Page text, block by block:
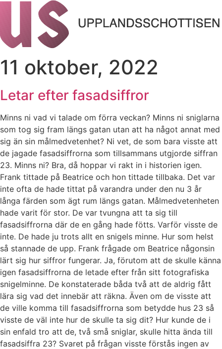
11 oktober, 2022
Letar efter fasadsiffror
Minns ni vad vi talade om förra veckan? Minns ni sniglarna
som tog sig fram längs gatan utan att ha något annat med
sig än sin målmedvetenhet? Ni vet, de som bara visste att
de jagade fasadsiffrorna som tillsammans utgjorde siffran
23. Minns ni? Bra, då hoppar vi rakt in i historien igen.
Frank tittade på Beatrice och hon tittade tillbaka. Det var
inte ofta de hade tittat på varandra under den nu 3 år
långa färden som ägt rum längs gatan. Målmedvetenheten
hade varit för stor. De var tvungna att ta sig till
fasadsiffrorna där de en gång hade fötts. Varför visste de
inte. De hade ju trots allt en snigels minne. Hur som helst
så stannade de upp. Frank frågade om Beatrice någonsin
lärt sig hur siffror fungerar. Ja, förutom att de skulle känna
igen fasadsiffrorna de letade efter från sitt fotografiska
snigelminne. De konstaterade båda två att de aldrig fått
lära sig vad det innebär att räkna. Även om de visste att
de ville komma till fasadsiffrorna som betydde hus 23 så
visste de väl inte hur de skulle ta sig dit? Hur kunde de i
sin enfald tro att de, två små sniglar, skulle hitta ända till
fasadsiffra 23? Svaret på frågan visste förstås ingen av